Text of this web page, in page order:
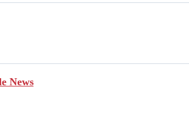
News